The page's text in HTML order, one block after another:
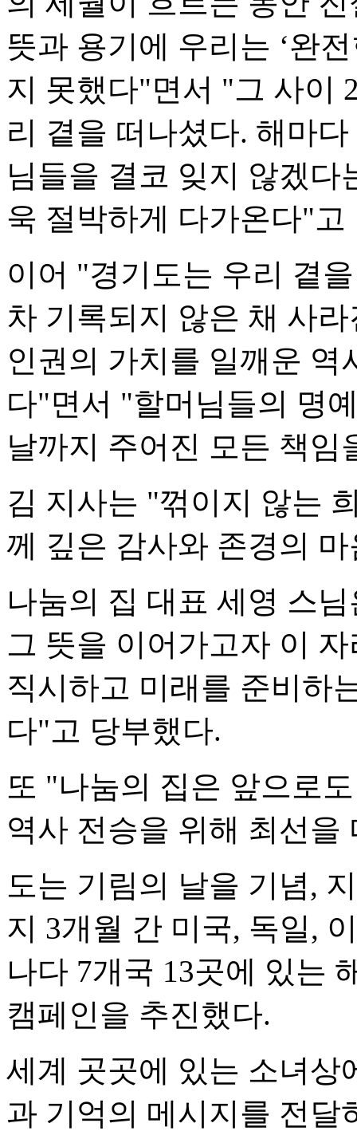
뜻과 용기에 우리는 ‘완
지 못했다"면서 "그 사이
리 곁을 떠나셨다. 해마
님들을 결코 잊지 않겠
욱 절박하게 다가온다"고
이어 "경기도는 우리 곁
차 기록되지 않은 채 사
인권의 가치를 일깨운
다"면서 "할머님들의 명
날까지 주어진 모든 책
김 지사는 "꺾이지 않는
께 깊은 감사와 존경의
나눔의 집 대표 세영 스
그 뜻을 이어가고자 이
직시하고 미래를 준비하
다"고 당부했다.
또 "나눔의 집은 앞으로
역사 전승을 위해 최선을
도는 기림의 날을 기념,
지 3개월 간 미국, 독일,
나다 7개국 13곳에 있는
캠페인을 추진했다.
세계 곳곳에 있는 소녀상
과 기억의 메시지를 전달